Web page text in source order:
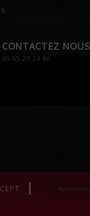
CONTACTEZ NOUS
05 65 20 20 80